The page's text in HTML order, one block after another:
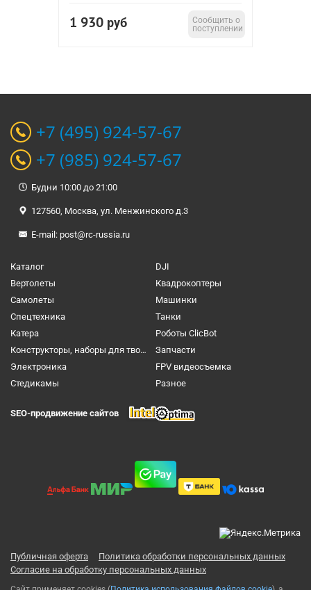
1 930 руб
Сообщить о
поступлении
+7 (495) 924-57-67
+7 (985) 924-57-67
Будни 10:00 до 21:00
127560, Москва, ул. Менжинского д.3
E-mail: post@rc-russia.ru
Каталог
DJI
Вертолеты
Квадрокоптеры
Самолеты
Машинки
Спецтехника
Танки
Катера
Роботы ClicBot
Конструкторы, наборы для творчества и настольные игры
Запчасти
Электроника
FPV видеосъемка
Cтедикамы
Разное
SEO-продвижение сайтов
Публичная оферта
Политика обработки персональных данных
Согласие на обработку персональных данных